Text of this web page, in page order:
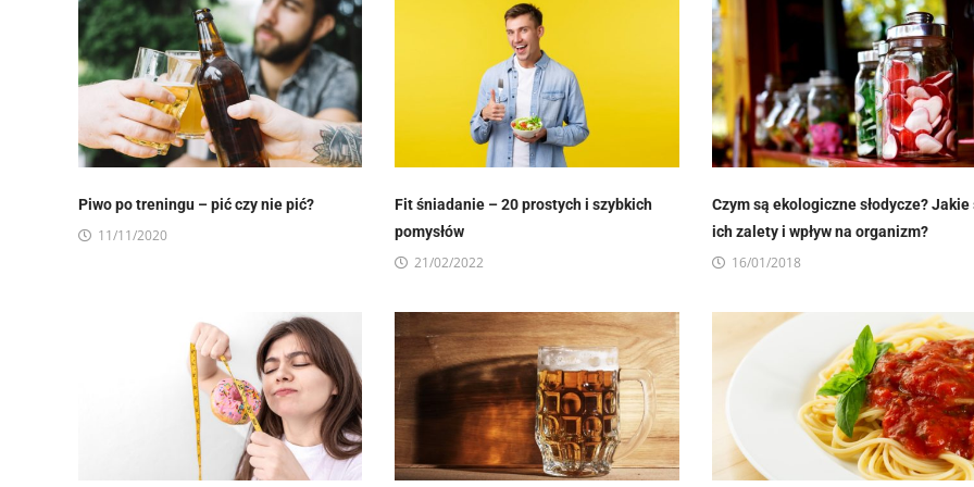
Piwo po treningu – pić czy nie pić?
11/11/2020
Fit śniadanie – 20 prostych i szybkich
pomysłów
21/02/2022
Czym są ekologiczne słodycze? Jakie
ich zalety i wpływ na organizm?
16/01/2018